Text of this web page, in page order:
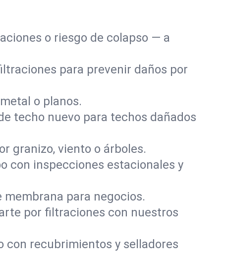
o riesgo de colapso — a
para prevenir daños por
o planos.
techo nuevo para techos dañados
granizo, viento o árboles.
con inspecciones estacionales y
para negocios.
por filtraciones con nuestros
con recubrimientos y selladores